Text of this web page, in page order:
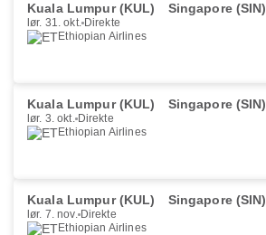
Kuala Lumpur (KUL) Singapore (SIN)
lør. 31. okt. Direkte
Ethiopian Airlines
Kuala Lumpur (KUL) Singapore (SIN)
lør. 3. okt. Direkte
Ethiopian Airlines
Kuala Lumpur (KUL) Singapore (SIN)
lør. 7. nov. Direkte
Ethiopian Airlines